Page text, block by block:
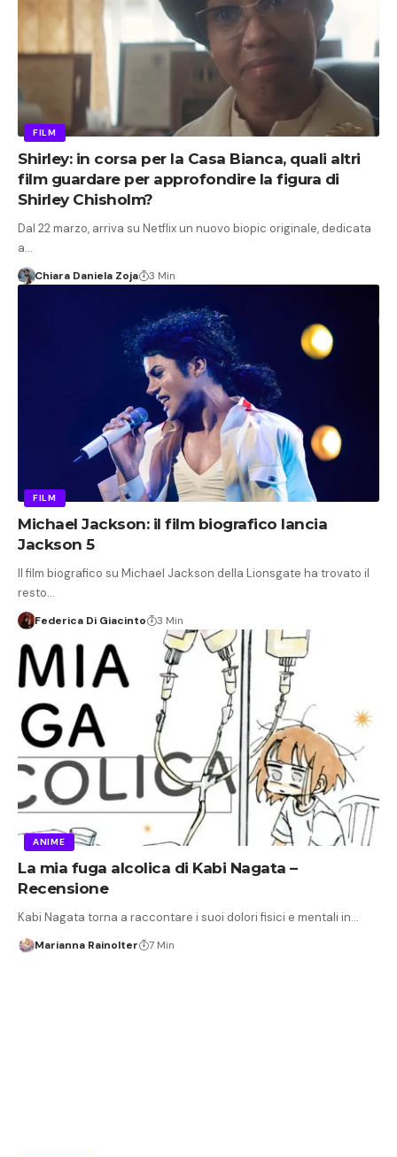
FILM
Shirley: in corsa per la Casa Bianca, quali altri
film guardare per approfondire la figura di
Shirley Chisholm?
Dal 22 marzo, arriva su Netflix un nuovo biopic originale, dedicata
a…
Chiara Daniela Zoja 3 Min
FILM
Michael Jackson: il film biografico lancia
Jackson 5
Il film biografico su Michael Jackson della Lionsgate ha trovato il
resto…
Federica Di Giacinto 3 Min
ANIME
La mia fuga alcolica di Kabi Nagata –
Recensione
Kabi Nagata torna a raccontare i suoi dolori fisici e mentali in…
Marianna Rainolter 7 Min